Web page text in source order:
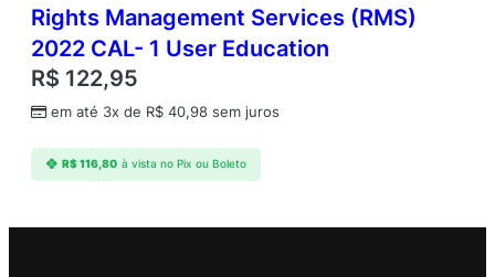
Rights Management Services (RMS)
2022 CAL- 1 User Education
R$ 122,95
em até 3x de R$ 40,98 sem juros
R$116,80 à vista no Pix ou Boleto